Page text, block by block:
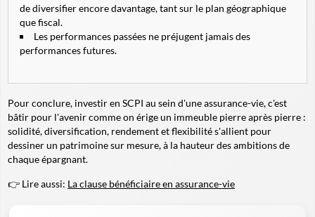
de diversifier encore davantage, tant sur le plan géographique
que fiscal.
Les performances passées ne préjugent jamais des
performances futures.
Pour conclure, investir en SCPI au sein d'une assurance-vie, c'est
bâtir pour l'avenir comme on érige un immeuble pierre après pierre :
solidité, diversification, rendement et flexibilité s'allient pour
dessiner un patrimoine sur mesure, à la hauteur des ambitions de
chaque épargnant.
👉 Lire aussi: La clause bénéficiaire en assurance-vie